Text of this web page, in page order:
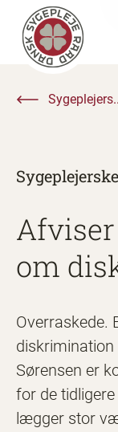
om
Overraskede.
diskrimination
Sørensen er
for de
lægger stor